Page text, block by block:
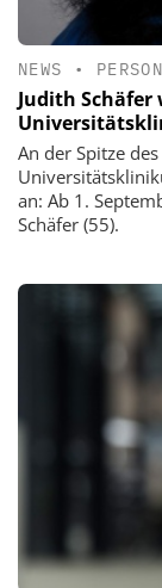
NEWS •
Judith
An der Spitze
an: Ab 1.
Schäfer (55).